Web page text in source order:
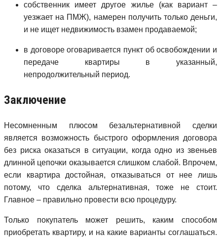
собственник имеет другое жилье (как вариант –
уезжает на ПМЖ), намерен получить только деньги,
и не ищет недвижимость взамен продаваемой;
в договоре оговаривается пункт об освобождении и
передаче квартиры в указанный,
непродолжительный период.
Заключение
Несомненным плюсом безальтернативной сделки
является возможность быстрого оформления договора
без риска оказаться в ситуации, когда одно из звеньев
длинной цепочки оказывается слишком слабой. Впрочем,
если квартира достойная, отказываться от нее лишь
потому, что сделка альтернативная, тоже не стоит.
Главное – правильно провести всю процедуру.
Только покупатель может решить, каким способом
приобретать квартиру, и на какие варианты соглашаться.